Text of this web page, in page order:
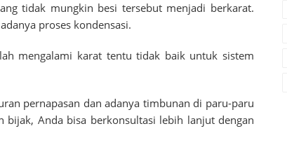
tidak mungkin besi tersebut menjadi berkarat.
proses kondensasi.
mengalami karat tentu tidak baik untuk sistem
pernapasan dan adanya timbunan di paru-paru
bijak, Anda bisa berkonsultasi lebih lanjut dengan